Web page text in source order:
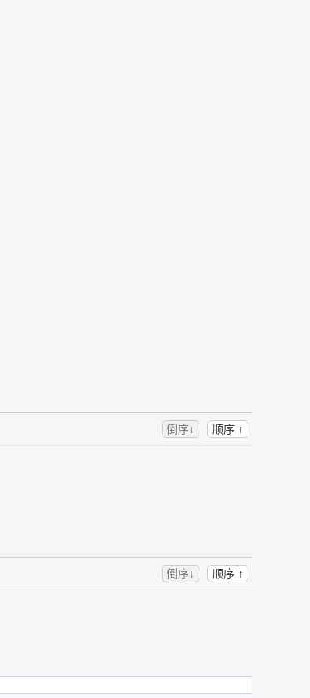
倒序↓ 顺序 ↑
倒序↓ 顺序 ↑